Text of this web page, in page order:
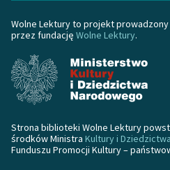
Wolne Lektury to projekt prowadzony
przez fundację Wolne Lektury.
Strona biblioteki Wolne Lektury
środków Ministra Kultury i
Funduszu Promocji Kultury –